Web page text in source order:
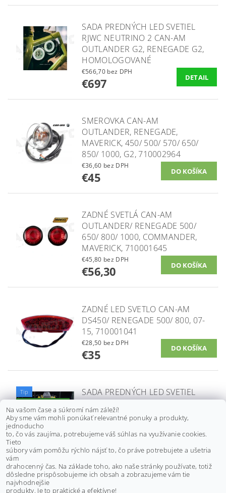
SADA PREDNÝCH LED SVETIEL
RJWC NEUTRINO 2 CAN-AM
OUTLANDER G2, RENEGADE G2,
HOMOLOGOVANÉ
€566,70 bez DPH
€697 DETAIL
SMEROVKA CAN-AM
OUTLANDER, RENEGADE,
MAVERICK, 450/ 500/ 570/ 650/
850/ 1000, G2, 710002964
€36,60 bez DPH
€45
ZADNÉ SVETLÁ CAN-AM
OUTLANDER/ RENEGADE 500/
650/ 800/ 1000, COMMANDER,
MAVERICK, 710001645
€45,80 bez DPH
€56,30
ZADNÉ LED SVETLO CAN-AM
DS450/ RENEGADE 500/ 800, 07-
15, 710001041
€28,50 bez DPH
€35
Tip
SADA PREDNÝCH LED SVETIEL
NEUTRINO OMEGA CAN-AM
OUTLANDER, RENEGADE,
MAVERICK R, HALO RING
€357,70 bez DPH
€440
Buďte prvý, kto napíše príspevok k tejto položke.
Na vašom čase a súkromí nám záleží!
Aby sme vám mohli ponúkať relevantné ponuky a produkty,
jednoducho
to, čo vás zaujíma, potrebujeme váš súhlas na využívanie cookies.
Tieto
súbory vám pomôžu rýchlo nájsť to, čo práve potrebujete a ušetria
vám
drahocenný čas. Na základe toho, ako naše stránky používate, totiž
dôsledne prispôsobujeme ich obsah a zobrazujeme vám tie
najvhodnejšie
produkty. Je to praktické a efektívne!